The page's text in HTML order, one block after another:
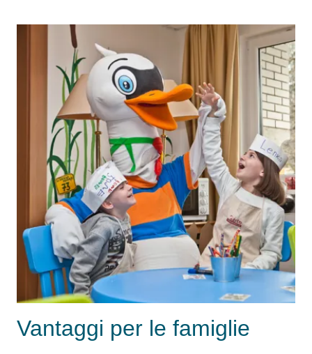
Vantaggi per le famiglie